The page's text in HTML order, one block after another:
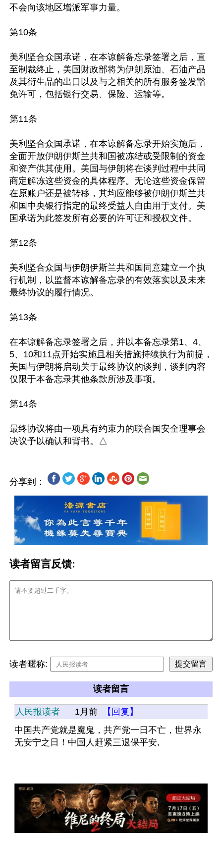
不会向该地区增派军事力量。
第10条
美利坚合众国承诺，在本谅解备忘录签署之后，直
至制裁终止，美国财政部将为伊朗原油、石油产品
及其衍生品的出口以及与之相关的所有服务签发豁
免许可，包括银行交易、保险、运输等。
第11条
美利坚合众国承诺，在本谅解备忘录开始实施后，
全面开放伊朗伊斯兰共和国被冻结或受限制的资金
和资产供其使用。美国与伊朗将在谈判过程中共同
商定解冻这些资金的具体程序。无论这些资金保留
在原账户还是被转移，其均应能够被伊朗伊斯兰共
和国中央银行指定的最终受益人自由用于支付。美
国承诺为此签发所有必要的许可证和授权文件。
第12条
美利坚合众国与伊朗伊斯兰共和国同意建立一个执
行机制，以监督本谅解备忘录的有效落实以及未来
最终协议的履行情况。
第13条
在本谅解备忘录签署之后，并以本备忘录第1、4、
5、10和11点开始实施且相关措施持续执行为前提，
美国与伊朗将启动关于最终协议的谈判，谈判内容
仅限于本备忘录其他条款所涉及事项。
第14条
最终协议将由一项具有约束力的联合国安全理事会
分享到：
读者留言反馈:
读者暱称:
读者留言
人民报读者 1月前
【回复】
中国共产党就是魔鬼，共产党一日不亡，世界永
无安宁之日！中国人赶紧三退保平安,